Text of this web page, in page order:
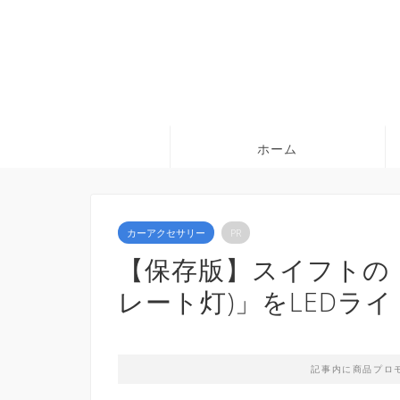
ホーム
カーアクセサリー PR
【保存版】スイフト
レート灯)」をLEDラ
記事内に商品プロ